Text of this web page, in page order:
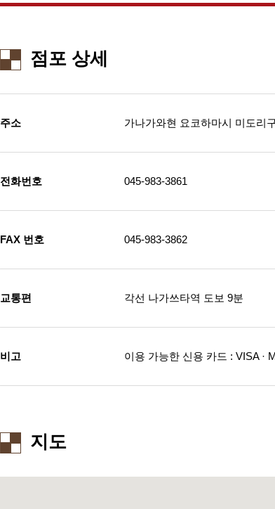
점포 상세
주소 가나가와현 요코하마시 미도리
전화번호 045-983-3861
FAX 번호 045-983-3862
교통편 각선 나가쓰타역 도보 9분
비고 이용 가능한 신용 카드 : VISA ·
지도